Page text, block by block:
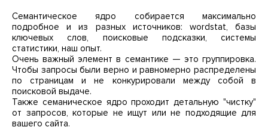
Семантическое ядро собирается максимально
подробное и из разных источников: wordstat, базы
ключевых слов, поисковые подсказки, системы
статистики, наш опыт.
Очень важный элемент в семантике — это группировка.
Чтобы запросы были верно и равномерно распределены
по страницам и не конкурировали между собой в
поисковой выдаче.
Также семаническое ядро проходит детальную "чистку"
от запросов, которые не ищут или не подходящие для
вашего сайта.